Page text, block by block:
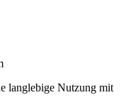
langlebige Nutzung mit